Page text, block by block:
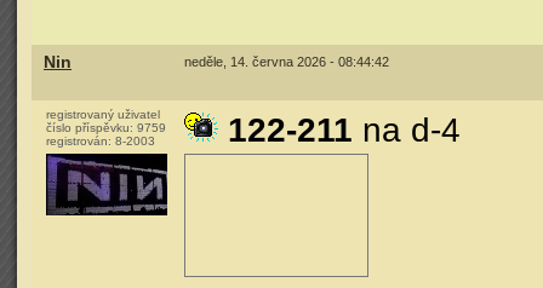
Nin neděle, 14. června 2026 - 08:44:42
registrovaný uživatel
číslo příspěvku: 9759
registrován: 8-2003 122-211 na d-4